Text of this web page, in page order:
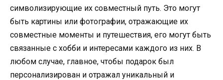
символизирующие их совместный путь. Это могут
быть картины или фотографии, отражающие их
совместные моменты и путешествия, его могут быть
связанные с хобби и интересами каждого из них. В
любом случае, главное, чтобы подарок был
персонализирован и отражал уникальный и